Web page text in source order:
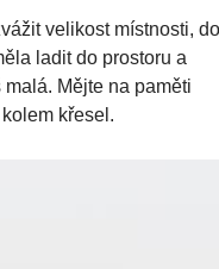
velikost místnosti, do
ladit do prostoru a
Mějte na paměti
křesel.